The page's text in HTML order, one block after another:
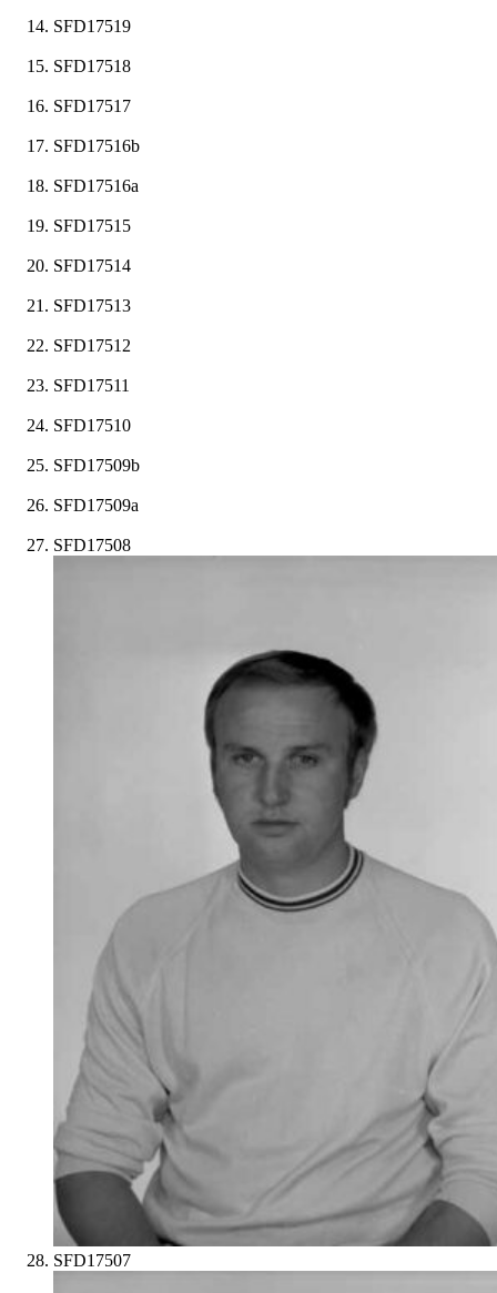
SFD17519
SFD17518
SFD17517
SFD17516b
SFD17516a
SFD17515
SFD17514
SFD17513
SFD17512
SFD17511
SFD17510
SFD17509b
SFD17509a
SFD17508
SFD17507